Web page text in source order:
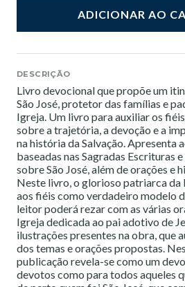
ADICIONAR AO
DESCRIÇÃO
Livro devocional que propõe um
São José, protetor das famílias e
Igreja. Um livro para auxiliar os
sobre a trajetória, a devoção e a
na história da Salvação. Apresenta
baseadas nas Sagradas Escrituras
sobre São José, além de orações e
Neste livro, o glorioso patriarca da
aos fiéis como verdadeiro modelo
leitor poderá rezar com as várias
Igreja dedicada ao pai adotivo de
ilustrações presentes na obra, que
dos temas e orações propostas.
publicação revela-se como um
devotos como para todos aqueles